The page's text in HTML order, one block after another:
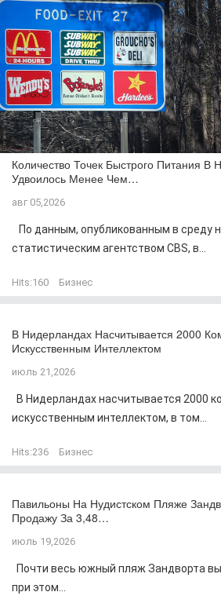
Количество Точек Быстрого Питания В
Удвоилось Менее Чем…
авг 05,2026
По данным, опубликованным в среду
статистическим агентством CBS, в...
Hits:160 Бизнес
В Нидерландах Насчитывается 2000
Искусственным Интеллектом
июль 21,2026
В Нидерландах насчитывается 2000
искусственным интеллектом, в том...
Hits:236 Бизнес
Павильоны На Нудистском Пляже
Продажу За 3,48…
июль 19,2026
Почти весь южный пляж Зандворта
при этом...